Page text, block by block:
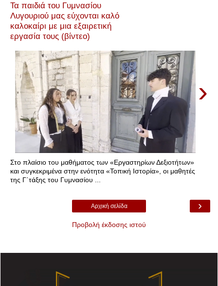
Τα παιδιά του Γυμνασίου
Λυγουριού μας εύχονται καλό
καλοκαίρι με μια εξαιρετική
εργασία τους (βίντεο)
›
Στο πλαίσιο του μαθήματος των «Εργαστηρίων Δεξιοτήτων»
και συγκεκριμένα στην ενότητα «Τοπική Ιστορία», οι μαθητές
της Γ΄τάξης του Γυμνασίου ...
›
Αρχική σελίδα
Προβολή έκδοσης ιστού